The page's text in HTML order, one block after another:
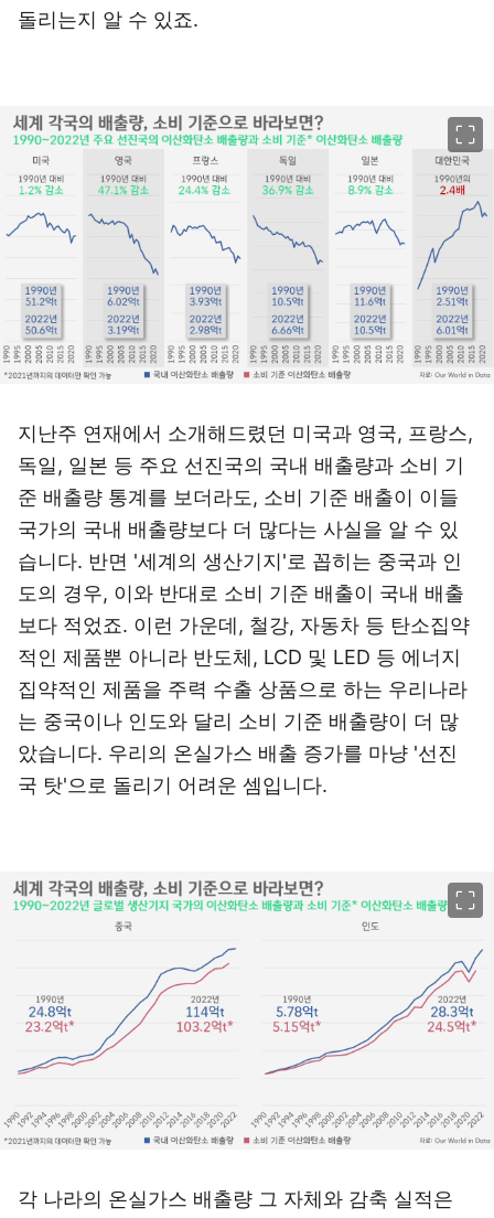
돌리는지 알 수 있죠.
지난주 연재에서 소개해드렸던 미국과 영국, 프랑스,
독일, 일본 등 주요 선진국의 국내 배출량과 소비 기
준 배출량 통계를 보더라도, 소비 기준 배출이 이들
국가의 국내 배출량보다 더 많다는 사실을 알 수 있
습니다. 반면 '세계의 생산기지'로 꼽히는 중국과 인
도의 경우, 이와 반대로 소비 기준 배출이 국내 배출
보다 적었죠. 이런 가운데, 철강, 자동차 등 탄소집약
적인 제품뿐 아니라 반도체, LCD 및 LED 등 에너지
집약적인 제품을 주력 수출 상품으로 하는 우리나라
는 중국이나 인도와 달리 소비 기준 배출량이 더 많
았습니다. 우리의 온실가스 배출 증가를 마냥 '선진
국 탓'으로 돌리기 어려운 셈입니다.
각 나라의 온실가스 배출량 그 자체와 감축 실적은